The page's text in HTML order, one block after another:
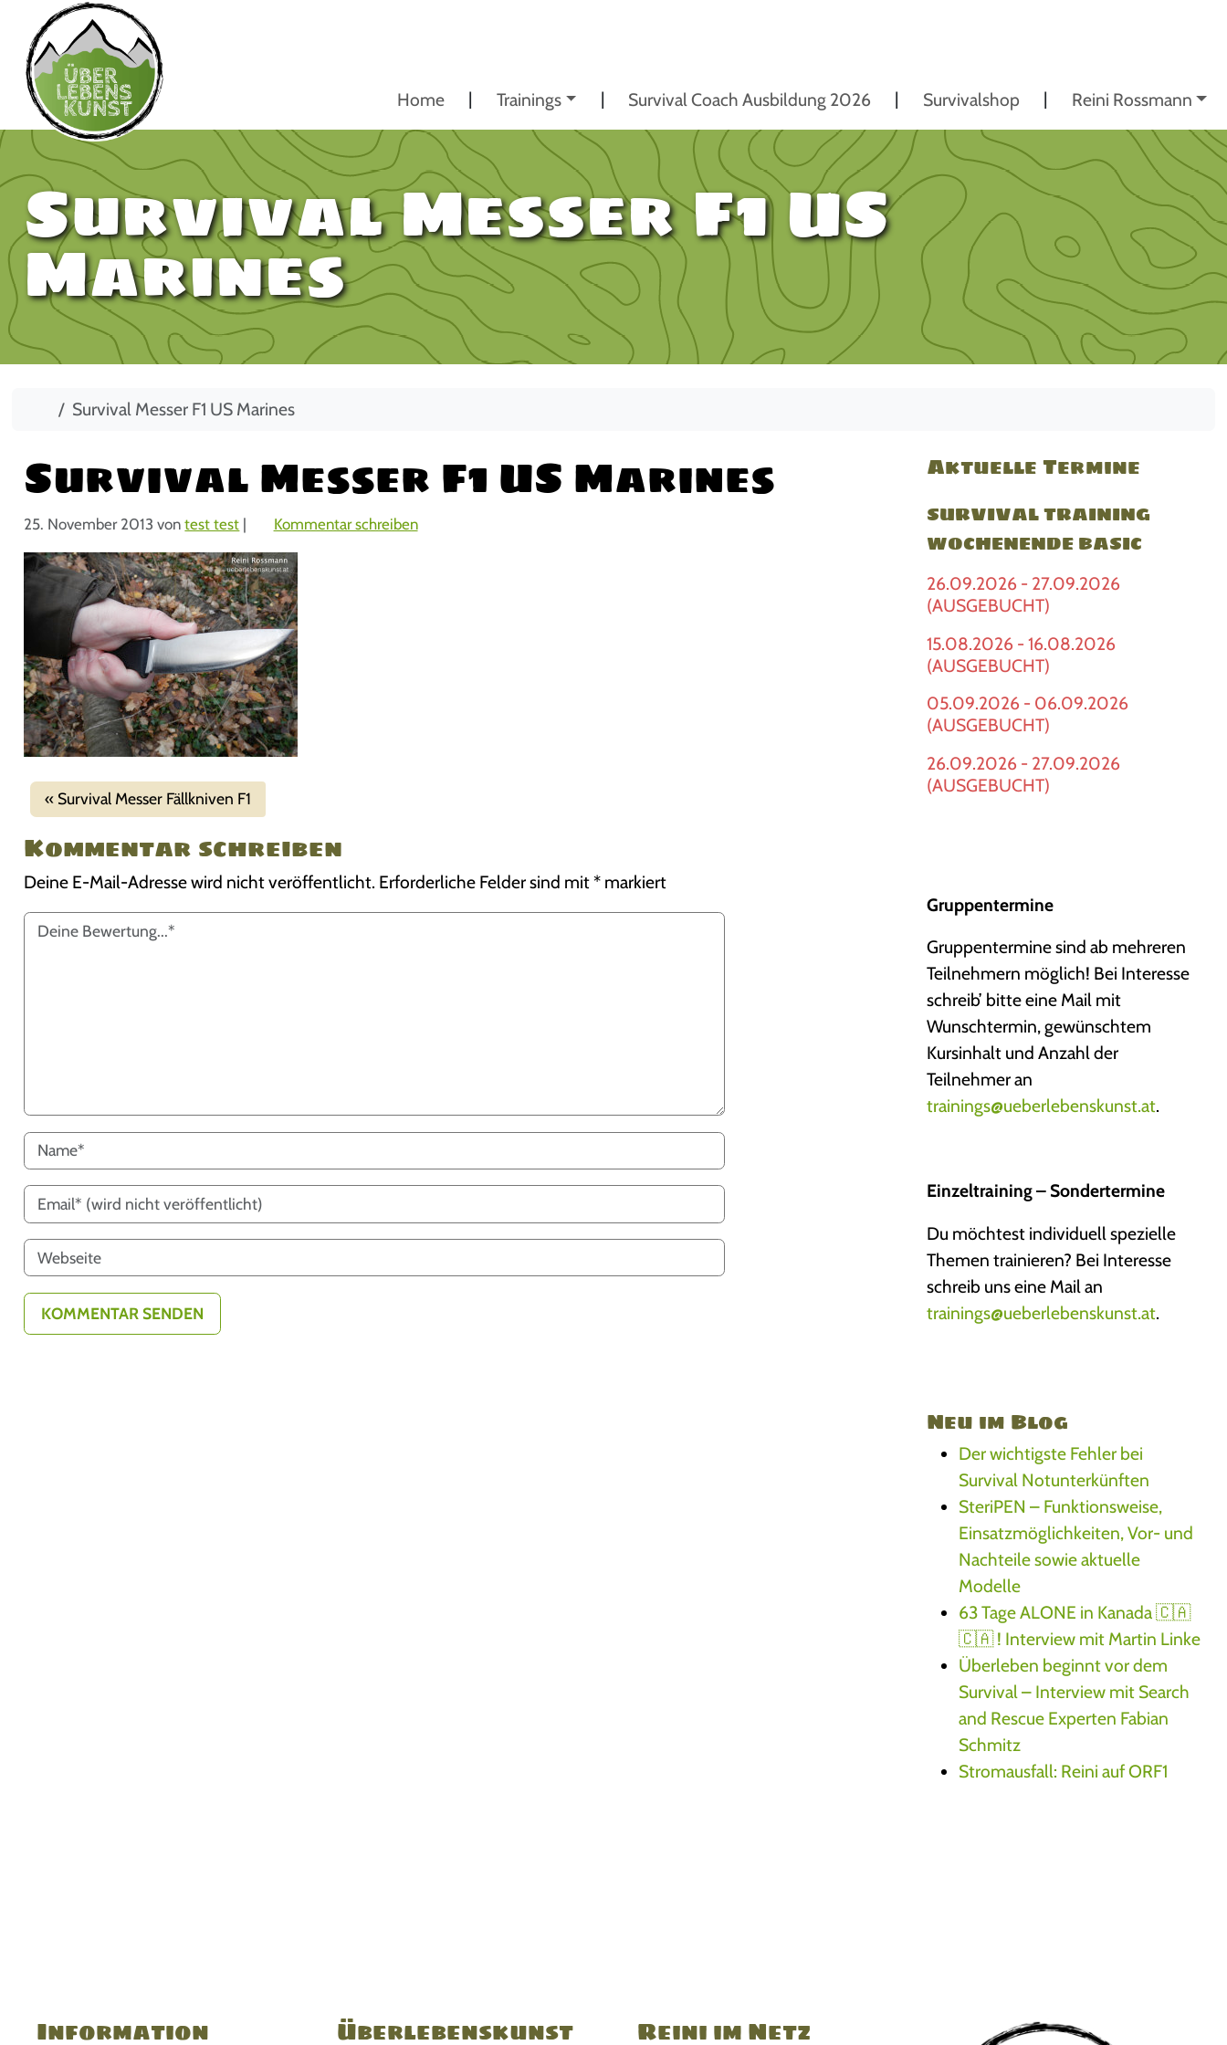
Home Trainings Survival Coach Ausbildung 2026 Survivalshop Reini Rossmann
Survival Messer F1 US
Marines
StartSurvival Messer F1 US Marines
Survival Messer F1 US Marines
25. November 2013 vontest test | Kommentar schreiben
Survival Messer Fällkniven F1
Kommentar schreiben
Deine E-Mail-Adresse wird nicht veröffentlicht. Erforderliche Felder sind mit* markiert
Aktuelle Termine
SURVIVAL TRAINING
WOCHENENDE BASIC
26.09.2026 - 27.09.2026
(AUSGEBUCHT)
15.08.2026 - 16.08.2026
(AUSGEBUCHT)
05.09.2026 - 06.09.2026
(AUSGEBUCHT)
26.09.2026 - 27.09.2026
(AUSGEBUCHT)
Gruppentermine
Gruppentermine sind ab mehreren
Teilnehmern möglich! Bei Interesse
schreib’ bitte eine Mail mit
Wunschtermin, gewünschtem
Kursinhalt und Anzahl der
Teilnehmer an
trainings@ueberlebenskunst.at.
Einzeltraining – Sondertermine
Du möchtest individuell spezielle
Themen trainieren? Bei Interesse
schreib uns eine Mail an
trainings@ueberlebenskunst.at.
Neu im Blog
Der wichtigste Fehler bei
Survival Notunterkünften
SteriPEN – Funktionsweise,
Einsatzmöglichkeiten, Vor- und
Nachteile sowie aktuelle
Modelle
63 Tage ALONE in Kanada 🇨🇦
🇨🇦 ! Interview mit Martin Linke
Überleben beginnt vor dem
Survival – Interview mit Search
and Rescue Experten Fabian
Schmitz
Stromausfall: Reini auf ORF1
Information Überlebenskunst Reini im Netz